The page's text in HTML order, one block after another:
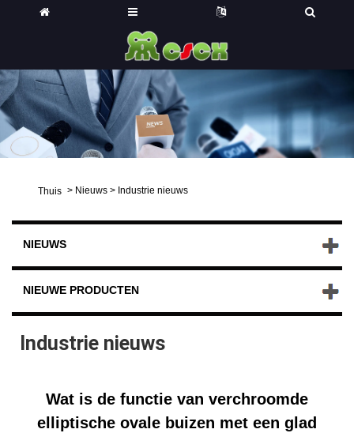
Thuis > Nieuws > Industrie nieuws
NIEUWS
NIEUWE PRODUCTEN
Industrie nieuws
Wat is de functie van verchroomde
elliptische ovale buizen met een glad